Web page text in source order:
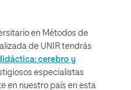
en Métodos de
de UNIR tendrás
cerebro y
especialistas
en nuestro país en esta